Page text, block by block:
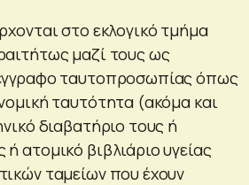
στο εκλογικό τμήμα
μαζί τους ως
ταυτοπροσωπίας όπως
ταυτότητα (ακόμα και
διαβατήριο τους ή
ατομικό βιβλιάριο υγείας
ταμείων που έχουν